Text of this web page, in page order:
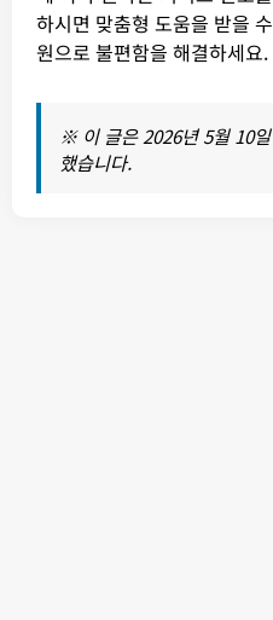
하시면 맞춤형 도움을 받을
원으로 불편함을 해결하세요.
※ 이 글은 2026년 5월 10
했습니다.